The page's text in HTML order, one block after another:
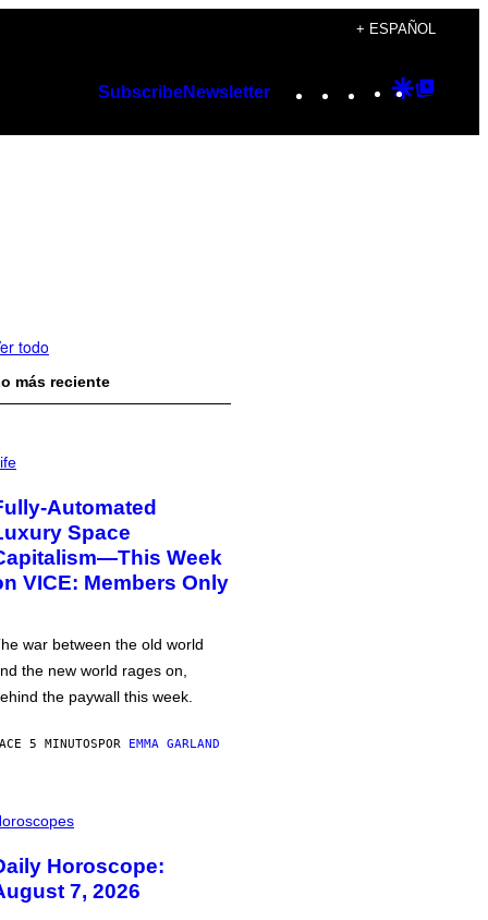
+ ESPAÑOL
SubscribeNewsletter Instagram
TikTok
YouTube
Google
todo
más reciente
Automated
Space
Week
VICE: Members Only
war between the old world
the new world rages on,
the paywall this week.
5 MINUTOSPOR EMMA GARLAND
Horoscope:
7, 2026